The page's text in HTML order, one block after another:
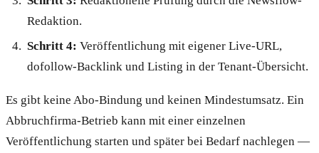
Redaktion.
Schritt 4: Veröffentlichung mit eigener Live-URL,
dofollow-Backlink und Listing in der Tenant-Übersicht.
Es gibt keine Abo-Bindung und keinen Mindestumsatz. Ein
Abbruchfirma-Betrieb kann mit einer einzelnen
Veröffentlichung starten und später bei Bedarf nachlegen —